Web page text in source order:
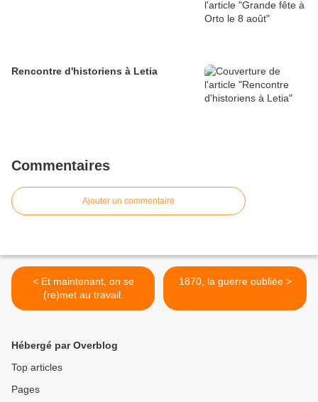
Rencontre d'historiens à Letia
Commentaires
Ajouter un commentaire
< Et maintenant, on se
(re)met au travail.
1870, la guerre oubliée >
Hébergé par Overblog
Top articles
Pages